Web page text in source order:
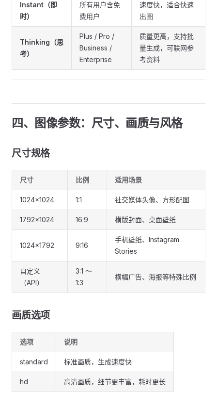
Instant（即
时）
所有用户含免
费用户
速度快，适合快速
出图
Thinking（思
考）
Plus / Pro /
Business /
Enterprise
质量更高，支持批
量生成，可联网参
考资料
四、图像参数：尺寸、画质与风格
尺寸规格
尺寸 比例 适用场景
1024×1024 1:1 社交媒体头像、方形配图
1792×1024 16:9 横版封面、桌面壁纸
1024×1792 9:16
手机壁纸、Instagram
Stories
自定义
（API）
3:1 ～
1:3
横幅广告、海报等特殊比例
画质选项
选项 说明
standard 标准画质，生成速度快
hd 高清画质，细节更丰富，耗时更长